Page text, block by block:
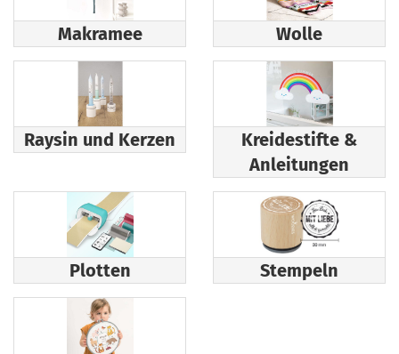
Makramee Wolle
Raysin und Kerzen
Kreidestifte &
Anleitungen
Plotten Stempeln